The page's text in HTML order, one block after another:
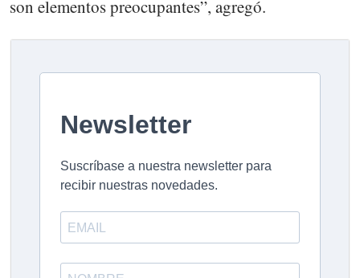
son elementos preocupantes”, agregó.